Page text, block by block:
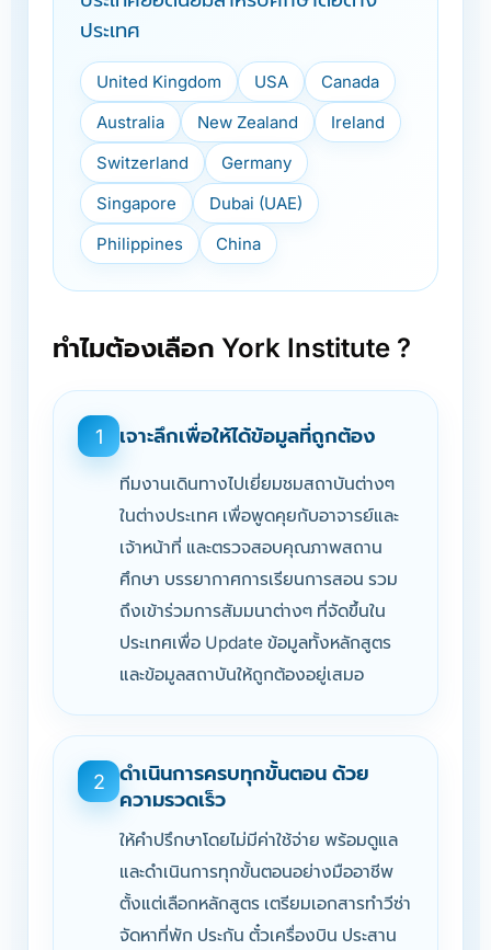
ประเทศ
United Kingdom USA
Canada
Australia
New Zealand
Ireland
Switzerland
Germany
Singapore
Dubai (UAE)
Philippines
China
ทำไมต้องเลือก York Institute ?
1 เจาะลึกเพื่อให้ได้ข้อมูลที่ถูกต้อง
ทีมงานเดินทางไปเยี่ยมชมสถาบันต่างๆ
ในต่างประเทศ เพื่อพูดคุยกับอาจารย์และ
เจ้าหน้าที่ และตรวจสอบคุณภาพสถาน
ศึกษา บรรยากาศการเรียนการสอน รวม
ถึงเข้าร่วมการสัมมนาต่างๆ ที่จัดขึ้นใน
ประเทศเพื่อ Update ข้อมูลทั้งหลักสูตร
และข้อมูลสถาบันให้ถูกต้องอยู่เสมอ
2
ดำเนินการครบทุกขั้นตอน ด้วย
ความรวดเร็ว
ให้คำปรึกษาโดยไม่มีค่าใช้จ่าย พร้อมดูแล
และดำเนินการทุกขั้นตอนอย่างมืออาชีพ
ตั้งแต่เลือกหลักสูตร เตรียมเอกสารทำวีซ่า
จัดหาที่พัก ประกัน ตั๋วเครื่องบิน ประสาน